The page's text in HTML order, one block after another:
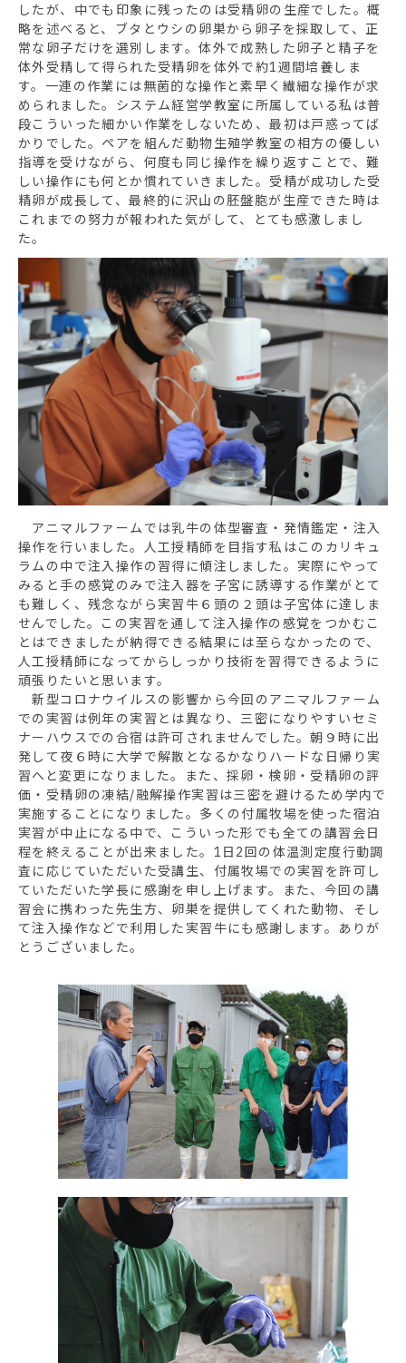
したが、中でも印象に残ったのは受精卵の生産でした。概
略を述べると、ブタとウシの卵巣から卵子を採取して、正
常な卵子だけを選別します。体外で成熟した卵子と精子を
体外受精して得られた受精卵を体外で約1週間培養しま
す。一連の作業には無菌的な操作と素早く繊細な操作が求
められました。システム経営学教室に所属している私は普
段こういった細かい作業をしないため、最初は戸惑ってば
かりでした。ペアを組んだ動物生殖学教室の相方の優しい
指導を受けながら、何度も同じ操作を繰り返すことで、難
しい操作にも何とか慣れていきました。受精が成功した受
精卵が成長して、最終的に沢山の胚盤胞が生産できた時は
これまでの努力が報われた気がして、とても感激しまし
た。
アニマルファームでは乳牛の体型審査・発情鑑定・注入
操作を行いました。人工授精師を目指す私はこのカリキュ
ラムの中で注入操作の習得に傾注しました。実際にやって
みると手の感覚のみで注入器を子宮に誘導する作業がとて
も難しく、残念ながら実習牛６頭の２頭は子宮体に達しま
せんでした。この実習を通して注入操作の感覚をつかむこ
とはできましたが納得できる結果には至らなかったので、
人工授精師になってからしっかり技術を習得できるように
頑張りたいと思います。
新型コロナウイルスの影響から今回のアニマルファーム
での実習は例年の実習とは異なり、三密になりやすいセミ
ナーハウスでの合宿は許可されませんでした。朝９時に出
発して夜６時に大学で解散となるかなりハードな日帰り実
習へと変更になりました。また、採卵・検卵・受精卵の評
価・受精卵の凍結/融解操作実習は三密を避けるため学内で
実施することになりました。多くの付属牧場を使った宿泊
実習が中止になる中で、こういった形でも全ての講習会日
程を終えることが出来ました。1日2回の体温測定度行動調
査に応じていただいた受講生、付属牧場での実習を許可し
ていただいた学長に感謝を申し上げます。また、今回の講
習会に携わった先生方、卵巣を提供してくれた動物、そし
て注入操作などで利用した実習牛にも感謝します。ありが
とうございました。